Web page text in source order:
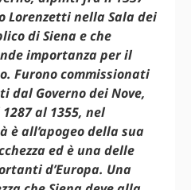
Lorenzetti nella Sala dei
di Siena e che
importanza per il
Furono commissionati
dal Governo dei Nove,
al 1355, nel
è all’apogeo della sua
ed è una delle
d’Europa. Una